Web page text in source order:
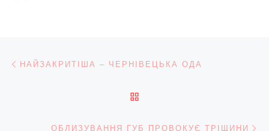
Навігація записів
НАЙЗАКРИТІША – ЧЕРНІВЕЦЬКА ОДА
ОБЛИЗУВАННЯ ГУБ ПРОВОКУЄ ТРІЩИНИ